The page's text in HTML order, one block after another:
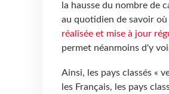
la hausse du nombre de
au quotidien de savoir
réalisée et mise à jour
permet néanmoins d'y
Ainsi, les pays classés «
les Français, les pays